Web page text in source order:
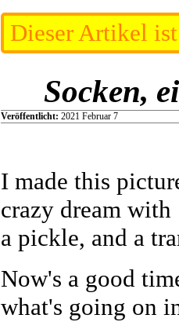
Dieser Artikel
Socken,
Veröffentlicht: 2021 Februar 7
I made this
crazy dream
a pickle, and a
Now's a good
what's going on